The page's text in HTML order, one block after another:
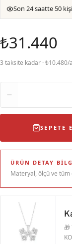
Son 24 saatte 50
₺31.440
3 taksite kadar · ₺10.480/
SEPETE
ÜRÜN DETAY
Materyal, ölçü ve
🎁